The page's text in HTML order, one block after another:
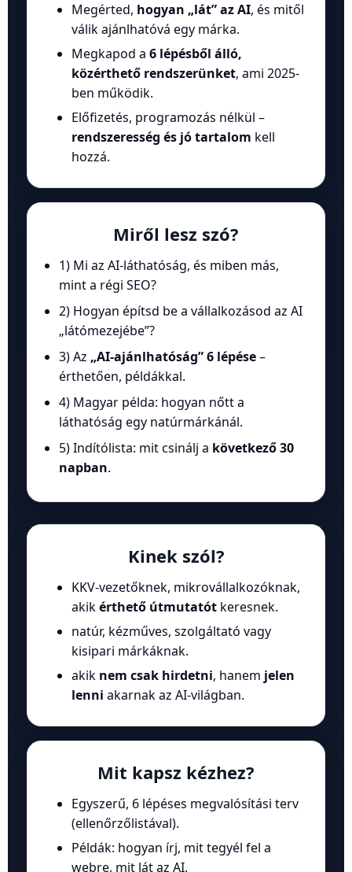
Megérted, hogyan „lát” az AI, és mitől
válik ajánlhatóvá egy márka.
Megkapod a 6 lépésből álló,
közérthető rendszerünket, ami 2025-
ben működik.
Előfizetés, programozás nélkül –
rendszeresség és jó tartalom kell
hozzá.
Miről lesz szó?
1) Mi az AI-láthatóság, és miben más,
mint a régi SEO?
2) Hogyan építsd be a vállalkozásod az AI
„látómezejébe”?
3) Az „AI-ajánlhatóság” 6 lépése–
érthetően, példákkal.
4) Magyar példa: hogyan nőtt a
láthatóság egy natúrmárkánál.
5) Indítólista: mit csinálj a következő 30
napban.
Kinek szól?
KKV-vezetőknek, mikrovállalkozóknak,
akikérthető útmutatót keresnek.
natúr, kézműves, szolgáltató vagy
kisipari márkáknak.
akik nem csak hirdetni, hanem jelen
lenni akarnak az AI-világban.
Mit kapsz kézhez?
Egyszerű, 6 lépéses megvalósítási terv
(ellenőrzőlistával).
Példák: hogyan írj, mit tegyél fel a
webre, mit lát az AI.